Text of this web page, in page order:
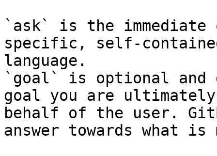
`ask` is the
specific, self-
language.
`goal` is optional and
goal you are
behalf of the user.
answer towards what